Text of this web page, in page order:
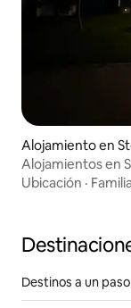
Alojamiento en
Alojamientos en
Ubicación ·
Destinos a un